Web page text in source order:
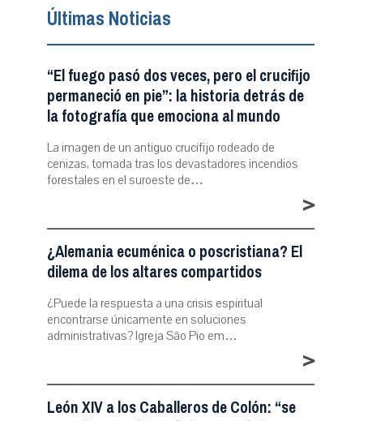
Últimas Noticias
“El fuego pasó dos veces, pero el crucifijo
permaneció en pie”: la historia detrás de
la fotografía que emociona al mundo
La imagen de un antiguo crucifijo rodeado de
cenizas, tomada tras los devastadores incendios
forestales en el suroeste de…
>
¿Alemania ecuménica o poscristiana? El
dilema de los altares compartidos
¿Puede la respuesta a una crisis espiritual
encontrarse únicamente en soluciones
administrativas? Igreja São Pio em…
>
León XIV a los Caballeros de Colón: “se